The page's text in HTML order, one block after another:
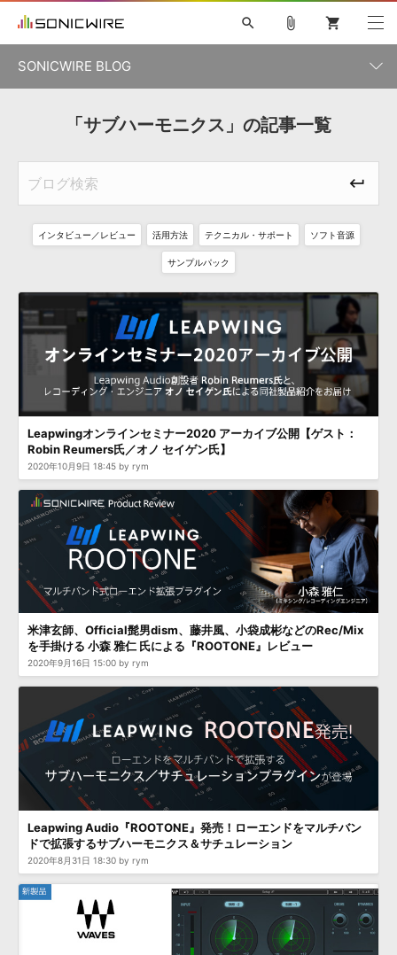
ソフト音源 »
プラグイン・エフェクト »
サンプルパック »
ソフトウェア／ツール »
DAW »
効果音 »
BGM »
キャンペーン »
特集 »
ニュースレター »
SONICWIREブログ »
DTMガイド »
FAQ »
お問い合わせ »
音楽カード 製作サービス
楽曲配信流通 サービス
無償のサウンド
次世代型ボーカル・エディタ
APS 映像のBGM・ セリフを音声分離
SLS 音素材の制作・ライセンス提供
search
初音ミク V4X 鏡音リン・レン V4X
巡音ルカ V4X
SYLENTH1
VOCALOID VIENNA
ライセンスフリーBGM
TOONTRACK
DUBSTEP
ELECTRONICA EDM TRANCE ROUTER.FM
プラグイン・エフェクト
ソフトウェア／ツール DAW 効果音 BGM
attach_file shopping_cart
SONICWIRE BLOG
カテゴリ一覧
記事一覧
「サブハーモニクス」の記事一覧
インタビュー／レビュー 活用方法 テクニカル・サポート ソフト音源
サンプルパック
Leapwingオンラインセミナー2020 アーカイブ公開【ゲスト：
Robin Reumers氏／オノ セイゲン氏】
2020年10月9日 18:45 by rym
米津玄師、Official髭男dism、藤井風、小袋成彬などのRec/Mix
を手掛ける 小森 雅仁 氏による『ROOTONE』レビュー
2020年9月16日 15:00 by rym
Leapwing Audio『ROOTONE』発売！ローエンドをマルチバン
ドで拡張するサブハーモニクス＆サチュレーション
2020年8月31日 18:30 by rym